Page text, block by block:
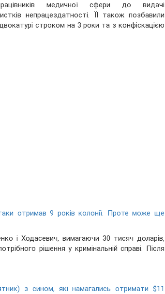
медичної сфери до видачі
непрацездатності. ЇЇ також позбавили
строком на 3 роки та з конфіскацією
отримав 9 років колонії. Проте може ще
і Ходасевич, вимагаючи 30 тисяч доларів,
рішення у кримінальній справі. Після
з сином, які намагались отримати $11